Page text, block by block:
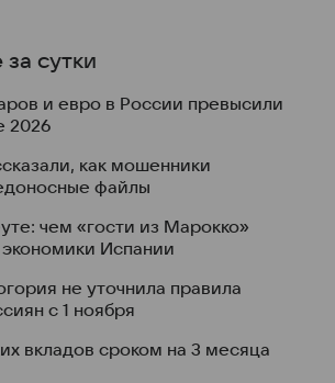
сутки
и евро в России превысили
2026
как мошенники
файлы
чем «гости из Марокко»
Испании
не уточнила правила
с 1 ноября
вкладов сроком на 3 месяца